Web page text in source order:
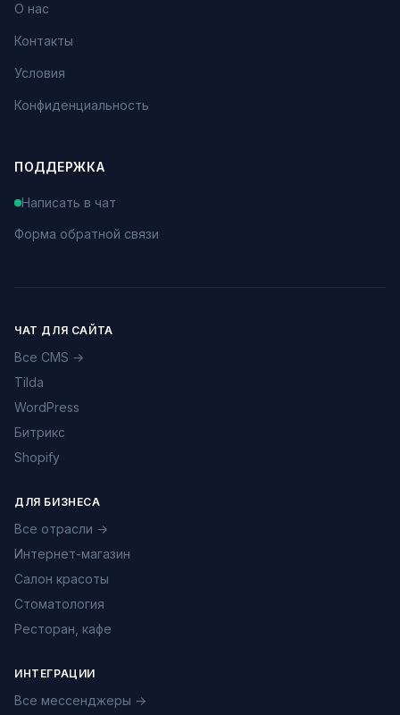
О нас
Контакты
Условия
Конфиденциальность
ПОДДЕРЖКА
Написать в чат
Форма обратной связи
ЧАТ ДЛЯ САЙТА
Все CMS →
Tilda
WordPress
Битрикс
Shopify
ДЛЯ БИЗНЕСА
Все отрасли →
Интернет-магазин
Салон красоты
Стоматология
Ресторан, кафе
ИНТЕГРАЦИИ
Все мессенджеры →